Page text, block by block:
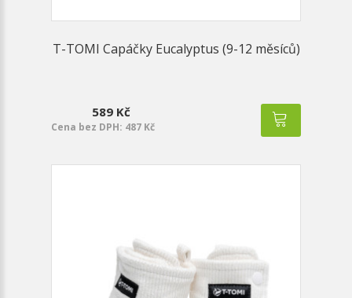
T-TOMI Capáčky Eucalyptus (9-12 měsíců)
589 Kč
Cena bez DPH: 487 Kč